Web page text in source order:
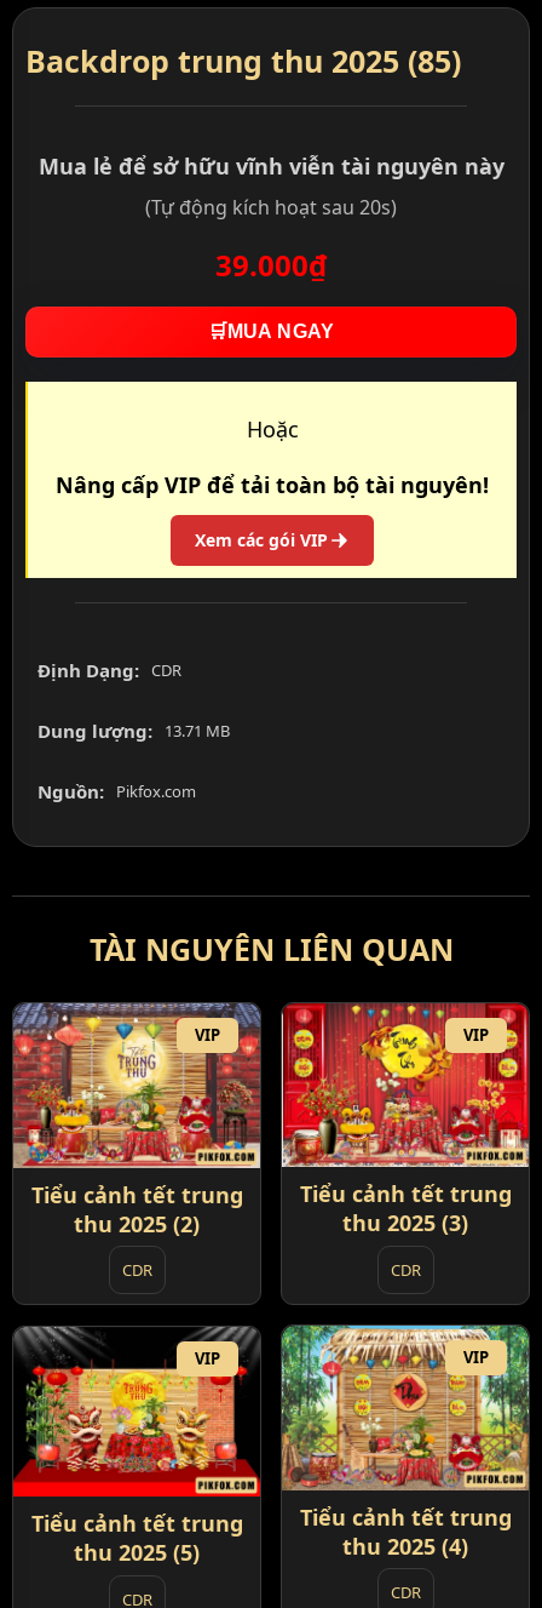
Backdrop trung thu 2025 (85)
Mua lẻ để sở hữu vĩnh viễn tài nguyên này
(Tự động kích hoạt sau 20s)
39.000₫
🛒 MUA NGAY
Hoặc
Nâng cấp VIP để tải toàn bộ tài nguyên!
Xem các gói VIP
Định Dạng: CDR
Dung lượng: 13.71 MB
Nguồn: Pikfox.com
TÀI NGUYÊN LIÊN QUAN
VIP
Tiểu cảnh tết trung
thu 2025 (2)
CDR
VIP
Tiểu cảnh tết trung
thu 2025 (3)
CDR
VIP
Tiểu cảnh tết trung
thu 2025 (4)
CDR
VIP
Tiểu cảnh tết trung
thu 2025 (5)
CDR